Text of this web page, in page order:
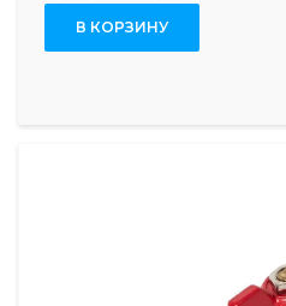
В КОРЗИНУ